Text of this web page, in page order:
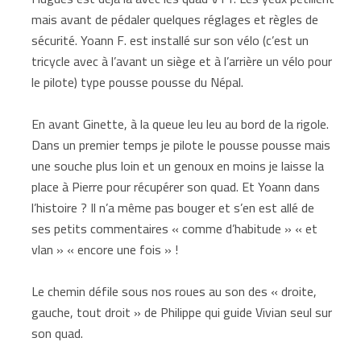
mais avant de pédaler quelques réglages et règles de
sécurité. Yoann F. est installé sur son vélo (c’est un
tricycle avec à l’avant un siège et à l’arrière un vélo pour
le pilote) type pousse pousse du Népal.
En avant Ginette, à la queue leu leu au bord de la rigole.
Dans un premier temps je pilote le pousse pousse mais
une souche plus loin et un genoux en moins je laisse la
place à Pierre pour récupérer son quad. Et Yoann dans
l’histoire ? Il n’a même pas bouger et s’en est allé de
ses petits commentaires « comme d’habitude » « et
vlan » « encore une fois » !
Le chemin défile sous nos roues au son des « droite,
gauche, tout droit » de Philippe qui guide Vivian seul sur
son quad.